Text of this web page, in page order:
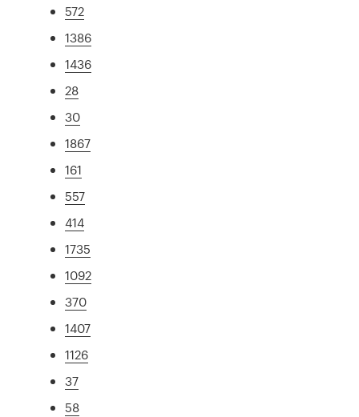
572
1386
1436
28
30
1867
161
557
414
1735
1092
370
1407
1126
37
58